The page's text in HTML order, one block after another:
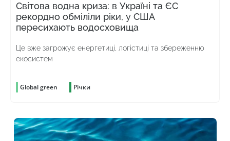
Світова водна криза: в Україні та ЄС
рекордно обміліли ріки, у США
пересихають водосховища
Це вже загрожує енергетиці, логістиці та збереженню
екосистем
Global green Річки